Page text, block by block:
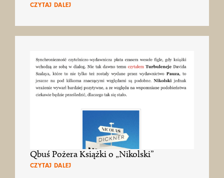
CZYTAJ DALEJ
Qbuś Pożera Książki o „Nikolski”
CZYTAJ DALEJ